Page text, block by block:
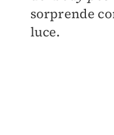
sorprende
luce.